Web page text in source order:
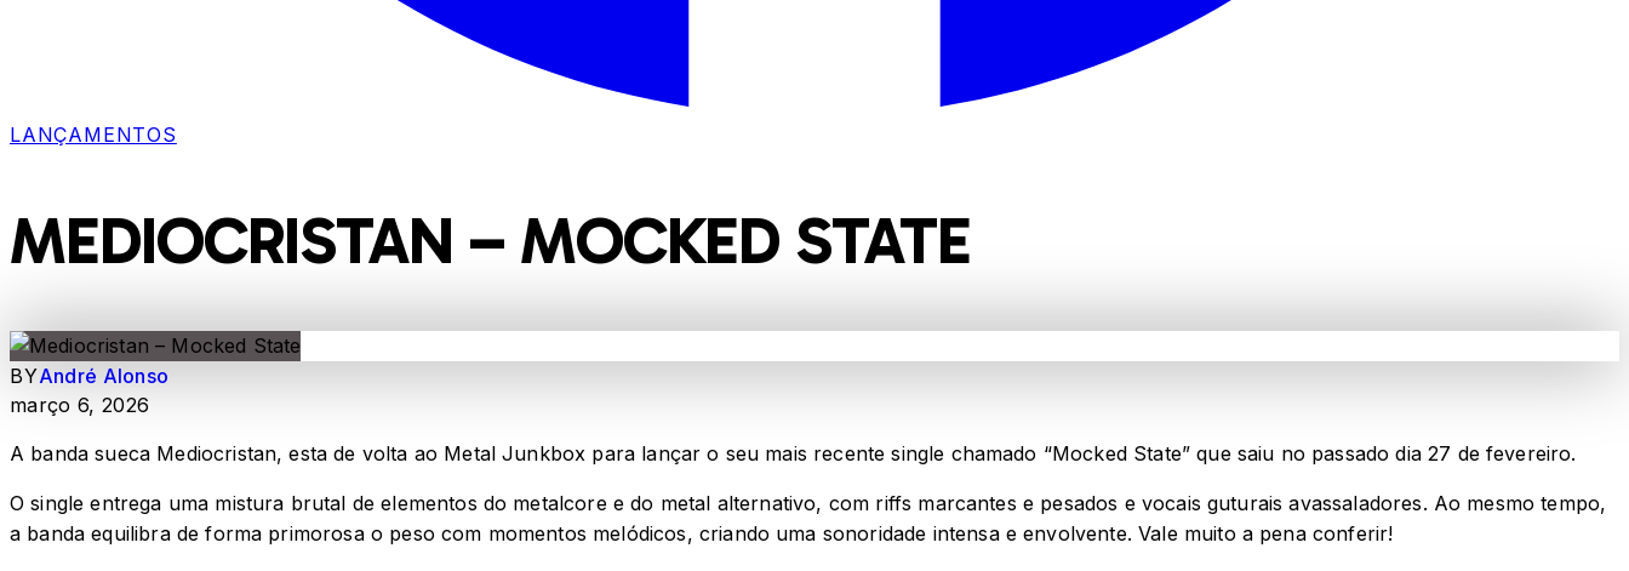
LANÇAMENTOS
MEDIOCRISTAN – MOCKED STATE
BYAndré Alonso
março 6, 2026
A banda sueca Mediocristan, esta de volta ao Metal Junkbox para lançar o seu mais recente single chamado “Mocked State” que saiu no passado dia 27 de fevereiro.
O single entrega uma mistura brutal de elementos do metalcore e do metal alternativo, com riffs marcantes e pesados e vocais guturais avassaladores. Ao mesmo tempo,
a banda equilibra de forma primorosa o peso com momentos melódicos, criando uma sonoridade intensa e envolvente. Vale muito a pena conferir!